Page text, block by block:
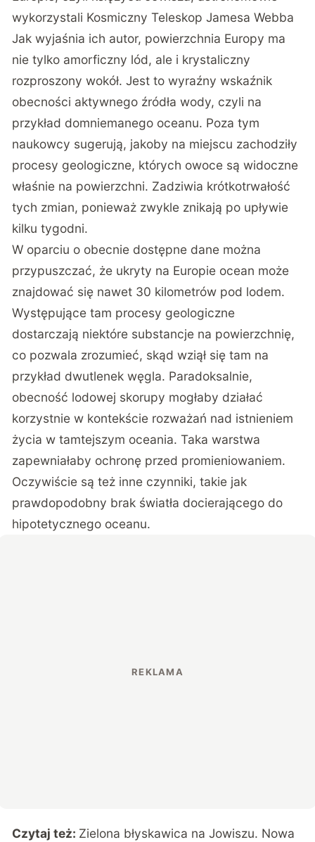
wykorzystali Kosmiczny Teleskop Jamesa Webba
Jak wyjaśnia ich autor, powierzchnia Europy ma
nie tylko amorficzny lód, ale i krystaliczny
rozproszony wokół. Jest to wyraźny wskaźnik
obecności aktywnego źródła wody, czyli na
przykład domniemanego oceanu. Poza tym
naukowcy sugerują, jakoby na miejscu zachodziły
procesy geologiczne, których owoce są widoczne
właśnie na powierzchni. Zadziwia krótkotrwałość
tych zmian, ponieważ zwykle znikają po upływie
kilku tygodni.
W oparciu o obecnie dostępne dane można
przypuszczać, że ukryty na Europie ocean może
znajdować się nawet 30 kilometrów pod lodem.
Występujące tam procesy geologiczne
dostarczają niektóre substancje na powierzchnię,
co pozwala zrozumieć, skąd wziął się tam na
przykład dwutlenek węgla. Paradoksalnie,
obecność lodowej skorupy mogłaby działać
korzystnie w kontekście rozważań nad istnieniem
życia w tamtejszym oceania. Taka warstwa
zapewniałaby ochronę przed promieniowaniem.
Oczywiście są też inne czynniki, takie jak
prawdopodobny brak światła docierającego do
hipotetycznego oceanu.
Czytaj też: Zielona błyskawica na Jowiszu. Nowa